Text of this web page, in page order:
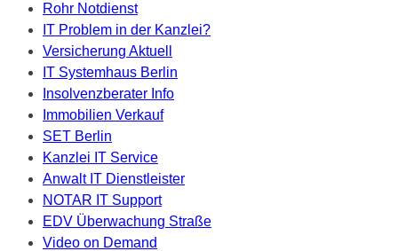
Rohr Notdienst
IT Problem in der Kanzlei?
Versicherung Aktuell
IT Systemhaus Berlin
Insolvenzberater Info
Immobilien Verkauf
SET Berlin
Kanzlei IT Service
Anwalt IT Dienstleister
NOTAR IT Support
EDV Überwachung Straße
Video on Demand